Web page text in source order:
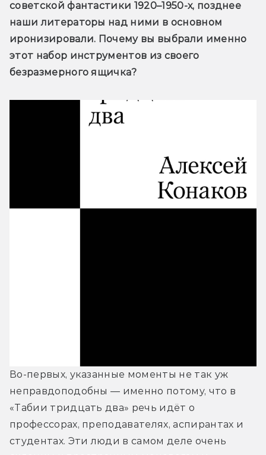
советской фантастики 1920–1950-х, позднее
наши литераторы над ними в основном
иронизировали. Почему вы выбрали именно
этот набор инструментов из своего
безразмерного ящичка?
Во-первых, указанные моменты не так уж
неправдоподобны — именно потому, что в
«Табии тридцать два» речь идёт о
профессорах, преподавателях, аспирантах и
студентах. Эти люди в самом деле очень